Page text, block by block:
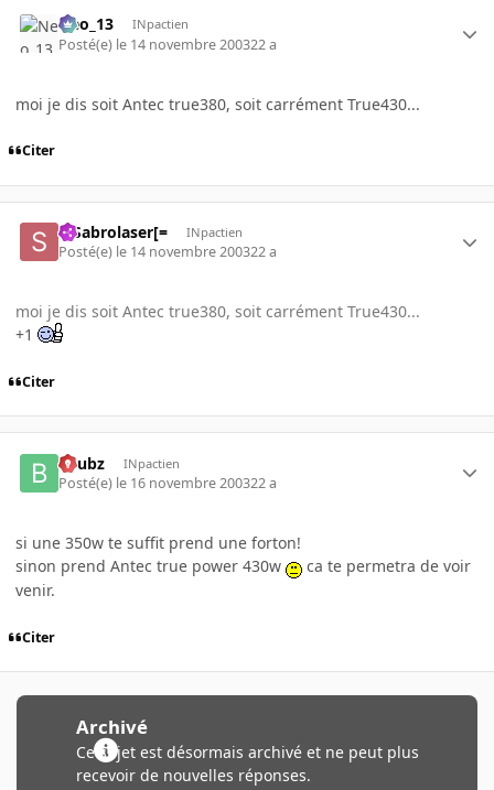
Neo_13 INpactien
Posté(e) le 14 novembre 200322 a
moi je dis soit Antec true380, soit carrément True430...
Citer
=]Sabrolaser[= INpactien
Posté(e) le 14 novembre 200322 a
moi je dis soit Antec true380, soit carrément True430...
+1
Citer
beubz INpactien
Posté(e) le 16 novembre 200322 a
si une 350w te suffit prend une forton!
sinon prend Antec true power 430w
ca te permetra de voir
venir.
Citer
Archivé
Ce sujet est désormais archivé et ne peut plus
recevoir de nouvelles réponses.